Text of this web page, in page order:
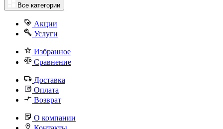
Все категории
Акции
Услуги
Избранное
Сравнение
Доставка
Оплата
Возврат
О компании